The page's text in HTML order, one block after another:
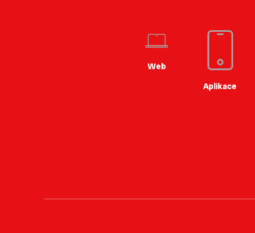
Web
Aplikace